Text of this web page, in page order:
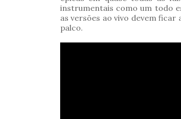
instrumentais como um todo
as versões ao vivo devem
palco.